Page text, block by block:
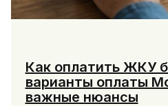
Как оплатить ЖКУ
варианты оплаты
важные нюансы